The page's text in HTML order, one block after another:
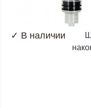
✓ В наличии